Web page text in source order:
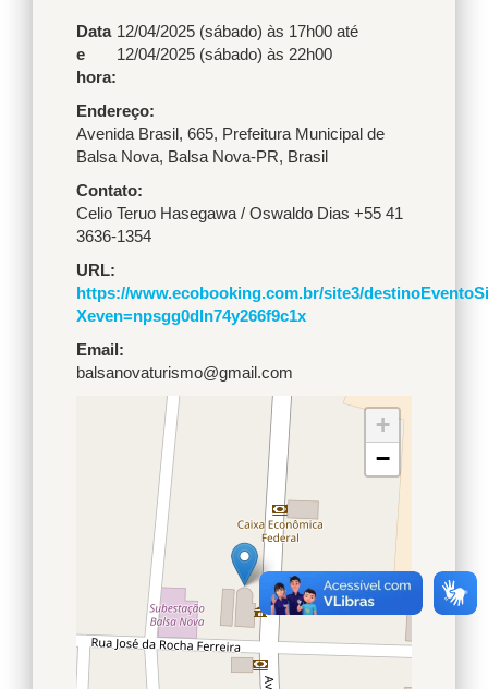
Data
e
hora:
12/04/2025 (sábado) às 17h00 até
12/04/2025 (sábado) às 22h00
Endereço
Avenida Brasil, 665, Prefeitura Municipal de
Balsa Nova, Balsa Nova-PR, Brasil
Contato
Celio Teruo Hasegawa / Oswaldo Dias +55 41
3636-1354
URL
https://www.ecobooking.com.br/site3/
Xeven=npsgg0dln74y266f9c1x
Email
balsanovaturismo@gmail.com
+
−